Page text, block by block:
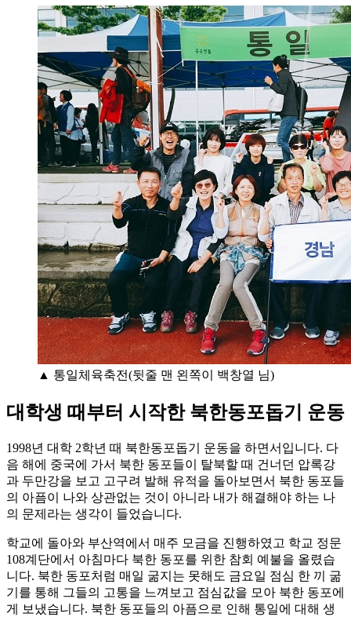
▲ 통일체육축전(뒷줄 맨 왼쪽이 백창열 님)
대학생 때부터 시작한 북한동포돕기 운동
1998년 대학 2학년 때 북한동포돕기 운동을 하면서입니다. 다
음 해에 중국에 가서 북한 동포들이 탈북할 때 건너던 압록강
과 두만강을 보고 고구려 발해 유적을 돌아보면서 북한 동포들
의 아픔이 나와 상관없는 것이 아니라 내가 해결해야 하는 나
의 문제라는 생각이 들었습니다.
학교에 돌아와 부산역에서 매주 모금을 진행하였고 학교 정문
108계단에서 아침마다 북한 동포를 위한 참회 예불을 올렸습
니다. 북한 동포처럼 매일 굶지는 못해도 금요일 점심 한 끼 굶
기를 통해 그들의 고통을 느껴보고 점심값을 모아 북한 동포에
게 보냈습니다. 북한 동포들의 아픔으로 인해 통일에 대해 생